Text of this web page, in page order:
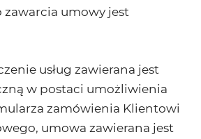
zawarcia umowy jest
usług zawierana jest
w postaci umożliwienia
zamówienia Klientowi
umowa zawierana jest